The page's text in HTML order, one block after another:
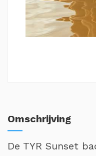
Omschrijving
De TYR Sunset